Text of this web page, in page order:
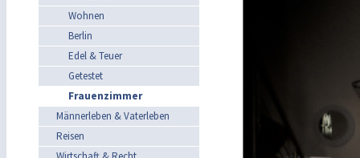
Wohnen
Berlin
Edel & Teuer
Getestet
Frauenzimmer
Männerleben & Vaterleben
Reisen